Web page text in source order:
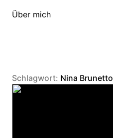
Über mich
Schlagwort: Nina Brunetto